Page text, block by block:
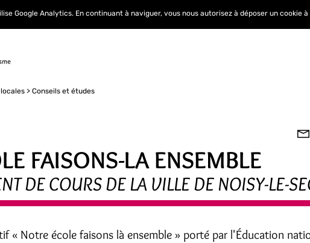
Conseils et études
FAISONS-LA ENSEMBLE
DE COURS DE LA VILLE DE NOISY-LE-
« Notre école faisons là ensemble » porté par l'Éducation
Google Analytics. En continuant à naviguer, vous nous autorisez à déposer un cookie